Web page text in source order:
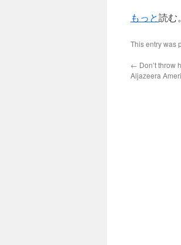
もっと読む。
This entry was
← Don’t throw
Aljazeera